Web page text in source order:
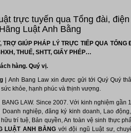
trực tuyến qua Tổng đài, điện
Luật Anh Bằng
GIÚP PHÁP LÝ TRỰC TIẾP QUA TỔNG
THUẾ, SHTT, GIẤY PHÉP…
hàng. Quý vị.
| Anh Bang Law xin được gửi tới Quý Quý
khỏe, hạnh phúc và thịnh vượng.
BANG LAW. Since 2007. Với kinh nghiệm gần
nghiệp, đăng ký kinh doanh, Lao
trí tuệ, Bản quyền, An toàn vệ sinh thực
LUẬT ANH BẰNG với đội ngũ Luật sư,